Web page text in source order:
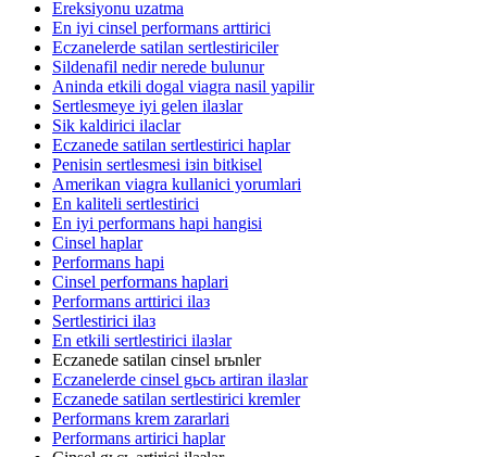
Ereksiyonu uzatma
En iyi cinsel performans arttirici
Eczanelerde satilan sertlestiriciler
Sildenafil nedir nerede bulunur
Aninda etkili dogal viagra nasil yapilir
Sertlesmeye iyi gelen ilaзlar
Sik kaldirici ilaclar
Eczanede satilan sertlestirici haplar
Penisin sertlesmesi iзin bitkisel
Amerikan viagra kullanici yorumlari
En kaliteli sertlestirici
En iyi performans hapi hangisi
Cinsel haplar
Performans hapi
Cinsel performans haplari
Performans arttirici ilaз
Sertlestirici ilaз
En etkili sertlestirici ilaзlar
Eczanede satilan cinsel ьrьnler
Eczanelerde cinsel gьcь artiran ilaзlar
Eczanede satilan sertlestirici kremler
Performans krem zararlari
Performans artirici haplar